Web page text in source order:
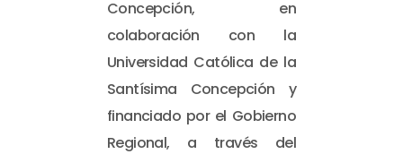
Concepción, en
colaboración con la
Universidad Católica de la
Santísima Concepción y
financiado por el Gobierno
Regional, a través del